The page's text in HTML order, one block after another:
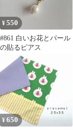
¥550
#861 白いお花とパール
の貼るピアス
¥650